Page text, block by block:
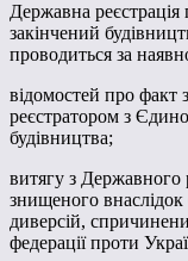
Державна
закінчений
проводиться за
відомостей про
реєстратором з
будівництва;
витягу з
знищеного
диверсій,
федерації проти